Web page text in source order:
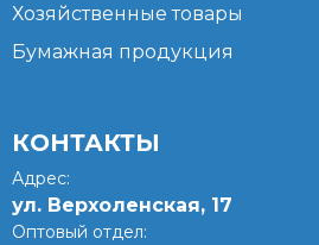
Хозяйственные товары
Бумажная продукция
КОНТАКТЫ
Адрес:
ул. Верхоленская, 17​
Оптовый отдел: